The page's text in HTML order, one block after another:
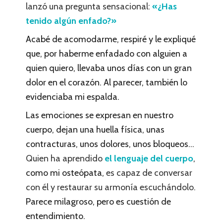
lanzó una pregunta sensacional: «¿Has
tenido algún enfado?»
Acabé de acomodarme, respiré y le expliqué
que, por haberme enfadado con alguien a
quien quiero, llevaba unos días con un gran
dolor en el corazón. Al parecer, también lo
evidenciaba mi espalda.
Las emociones se expresan en nuestro
cuerpo, dejan una huella física, unas
contracturas, unos dolores, unos bloqueos…
Quien ha aprendido el lenguaje del cuerpo,
como mi osteópata,es capaz de conversar
con él y restaurar su armonía escuchándolo.
Parece milagroso, pero es cuestión de
entendimiento.